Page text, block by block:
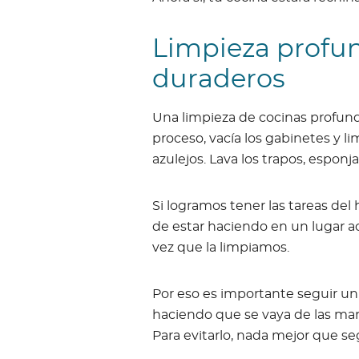
Limpieza
duraderos
Una limpieza de cocinas
proceso, vacía los gabinetes y
azulejos. Lava los trapos,
Si logramos tener las tareas
de estar haciendo en un lugar
vez que la limpiamos.
Por eso es importante seguir
haciendo que se vaya de las
Para evitarlo, nada mejor que